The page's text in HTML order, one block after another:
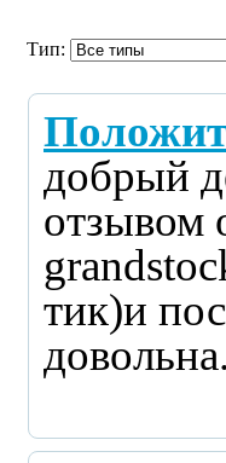
Тип:
добрый
отзывом
тик)и